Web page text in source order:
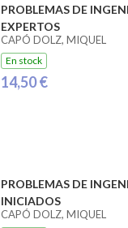
PROBLEMAS DE
EXPERTOS
CAPÓ DOLZ, MIQUEL
En stock
14,50 €
PROBLEMAS DE
INICIADOS
CAPÓ DOLZ, MIQUEL